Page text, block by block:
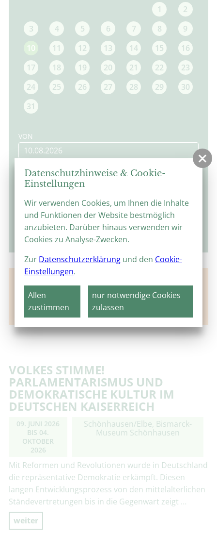
1
2
3
4 5 6 7 8
9
10
11 12 13 14 15
16
17
18 19 20 21 22
23
24
25 26 27 28 29
30
31
VON
suchen
Keine Veranstaltungen für diesen Ort gefunden.
Hier finden Sie aktuelle Highlights aus anderen
Orten.
VOLKES STIMME!
PARLAMENTARISMUS UND
DEMOKRATISCHE KULTUR IM
DEUTSCHEN KAISERREICH
09. JUNI 2026
BIS 04.
OKTOBER
2026
Schönhausen/Elbe, Bismarck-
Museum Schönhausen
Mit Reformen und Revolutionen wurde in Deutschland
die repräsentative Demokratie erkämpft. Diesen
langen Entwicklungsprozess von den mittelalterlichen
Ständevertretungen bis in die Gegenwart zeigt …
weiter
Datenschutzhinweise & Cookie-
Einstellungen
Wir verwenden Cookies, um Ihnen die Inhalte
und Funktionen der Website bestmöglich
anzubieten. Darüber hinaus verwenden wir
Cookies zu Analyse-Zwecken.
Zur Datenschutzerklärung und den Cookie-
Einstellungen.
Allen
zustimmen
nur notwendige Cookies
zulassen